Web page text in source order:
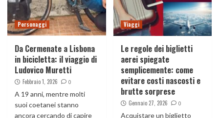
Personaggi
Da Cermenate a Lisbona
in bicicletta: il viaggio di
Ludovico Muretti
Febbraio 1, 2026 0
A 19 anni, mentre molti
suoi coetanei stanno
ancora cercando di capire
Viaggi
Le regole dei biglietti
aerei spiegate
semplicemente: come
evitare costi nascosti e
brutte sorprese
Gennaio 27, 2026 0
Acquistare un biglietto